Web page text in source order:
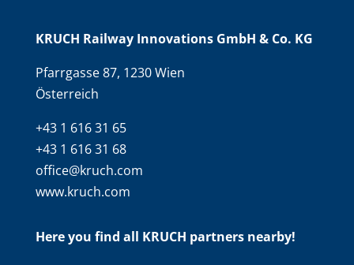
KRUCH Railway Innovations GmbH & Co. KG
Pfarrgasse 87, 1230 Wien
Österreich
+43 1 616 31 65
+43 1 616 31 68
office@kruch.com
www.kruch.com
Here you find all KRUCH partners nearby!